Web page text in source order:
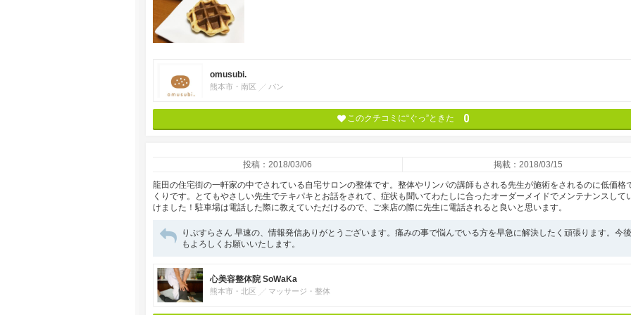
omusubi.
熊本市・南区 パン
このクチコミに“ぐっ”ときた 0
投稿：2018/03/06 掲載：2018/03/15
龍田の住宅街の一軒家の中でされている自宅サロンの整体です。整体やリンパの講師もされる先生が施術をされるのに低価格
くりです。とてもやさしい先生でテキパキとお話をされて、症状も聞いてわたしに合ったオーダーメイドでメンテナンスして
けました！駐車場は電話した際に教えていただけるので、ご来店の際に先生に電話されると良いと思います。
りぷすらさん 早速の、情報発信ありがとうございます。痛みの事で悩んでいる方を早急に解決したく頑張ります。今
もよろしくお願いいたします。
心美容整体院 SoWaKa
熊本市・北区 マッサージ・整体